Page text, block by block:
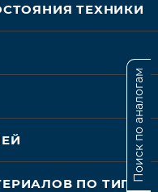
ТЕХНИКИ
ПО ТИПУ
Поиск по аналогам